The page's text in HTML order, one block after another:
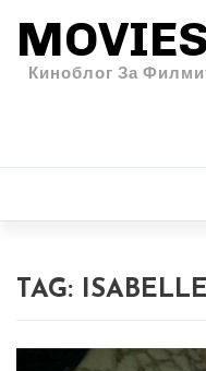
Киноблог За
TAG: